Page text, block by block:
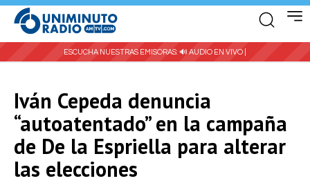
ESCUCHA NUESTRAS EMISORAS: 🔊 AUDIO EN VIVO |
Iván Cepeda denuncia
“autoatentado” en la campaña
de De la Espriella para alterar
las elecciones